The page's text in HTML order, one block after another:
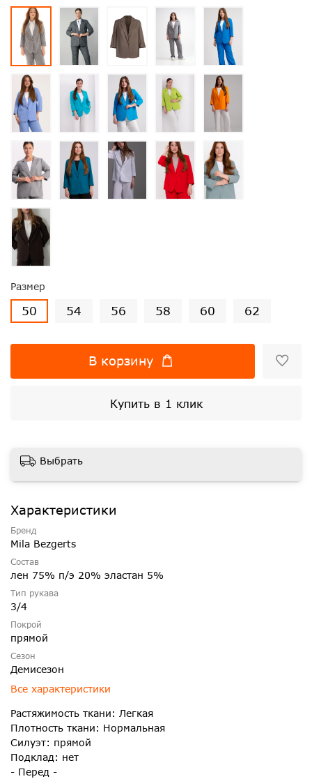
Размер
50 54 56 58 60 62
В корзину
Купить в 1 клик
Выбрать
Характеристики
Бренд
Mila Bezgerts
Состав
лен 75% п/э 20% эластан 5%
Тип рукава
3/4
Покрой
прямой
Сезон
Демисезон
Все характеристики
Растяжимость ткани: Легкая
Плотность ткани: Нормальная
Силуэт: прямой
Подклад: нет
- Перед -